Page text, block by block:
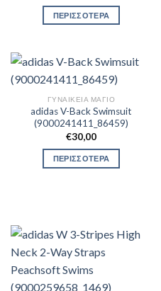
ΠΕΡΙΣΣΟΤΕΡΑ
ΓΥΝΑΙΚΕΊΑ ΜΑΓΙΌ
adidas V-Back Swimsuit
(9000241411_86459)
€30,00
ΠΕΡΙΣΣΟΤΕΡΑ